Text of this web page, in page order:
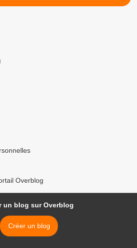
Overblog
un blog sur Overblog
Créer un blog